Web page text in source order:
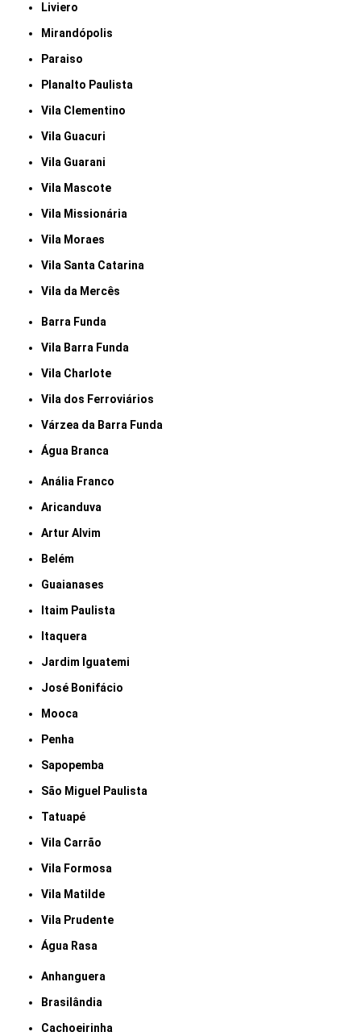
Liviero
Mirandópolis
Paraiso
Planalto Paulista
Vila Clementino
Vila Guacuri
Vila Guarani
Vila Mascote
Vila Missionária
Vila Moraes
Vila Santa Catarina
Vila da Mercês
Barra Funda
Vila Barra Funda
Vila Charlote
Vila dos Ferroviários
Várzea da Barra Funda
Água Branca
Anália Franco
Aricanduva
Artur Alvim
Belém
Guaianases
Itaim Paulista
Itaquera
Jardim Iguatemi
José Bonifácio
Mooca
Penha
Sapopemba
São Miguel Paulista
Tatuapé
Vila Carrão
Vila Formosa
Vila Matilde
Vila Prudente
Água Rasa
Anhanguera
Brasilândia
Cachoeirinha